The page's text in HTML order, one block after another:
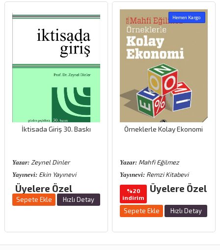
İktisada Giriş 30. Baskı
Yazar: Zeynel Dinler
Yayınevi: Ekin Yayınevi
Üyelere Özel
Sepete Ekle Hızlı Detay
Hemen Kargo
Örneklerle Kolay Ekonomi
Yazar: Mahfi Eğilmez
Yayınevi: Remzi Kitabevi
%20
indirim
Üyelere Özel
Sepete Ekle Hızlı Detay